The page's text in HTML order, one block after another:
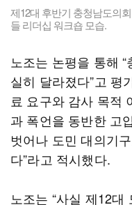
제12대 후반기 충청남도의
들 리더십 워크숍 모습.
노조는 논평을 통해
실히 달라졌다”고 평
료 요구와 감사 목적
과 폭언을 동반한 고
벗어나 도민 대의기
다”라고 적시했다.
노조는 “사실 제12